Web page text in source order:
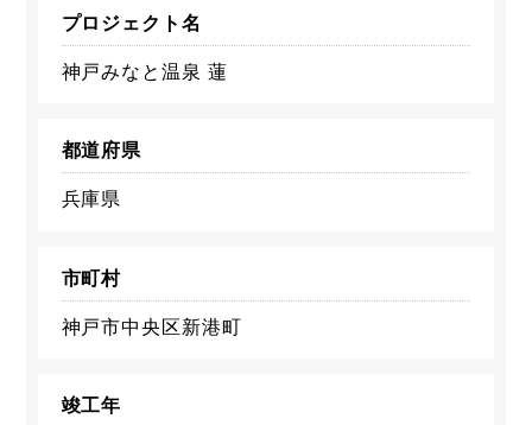
プロジェクト名
神戸みなと温泉 蓮
都道府県
兵庫県
市町村
神戸市中央区新港町
竣工年